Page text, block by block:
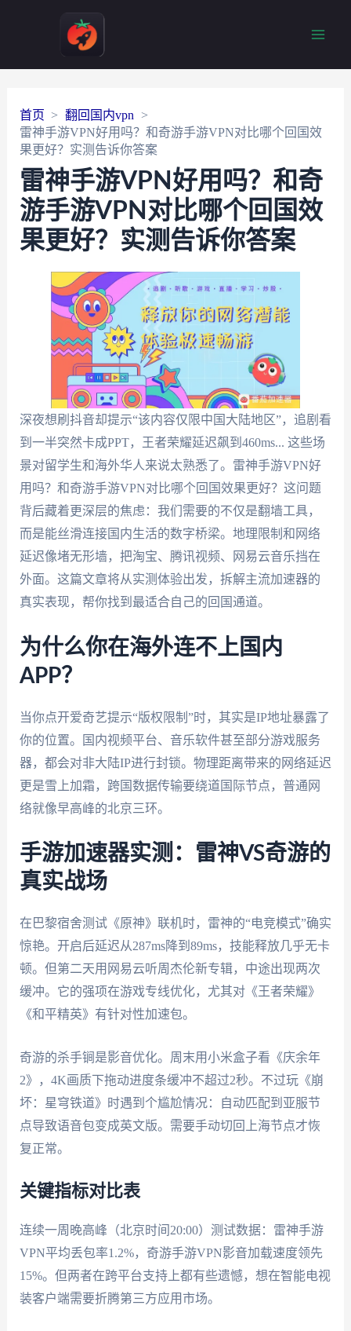
首页
翻回国内vpn
雷神手游VPN好用吗？和奇游手游VPN对比哪个回国效
果更好？实测告诉你答案
雷神手游VPN好用吗？和奇
游手游VPN对比哪个回国效
果更好？实测告诉你答案
深夜想刷抖音却提示“该内容仅限中国大陆地区”，追剧看
到一半突然卡成PPT，王者荣耀延迟飙到460ms... 这些场
景对留学生和海外华人来说太熟悉了。雷神手游VPN好
用吗？和奇游手游VPN对比哪个回国效果更好？这问题
背后藏着更深层的焦虑：我们需要的不仅是翻墙工具，
而是能丝滑连接国内生活的数字桥梁。地理限制和网络
延迟像堵无形墙，把淘宝、腾讯视频、网易云音乐挡在
外面。这篇文章将从实测体验出发，拆解主流加速器的
真实表现，帮你找到最适合自己的回国通道。
为什么你在海外连不上国内
APP？
当你点开爱奇艺提示“版权限制”时，其实是IP地址暴露了
你的位置。国内视频平台、音乐软件甚至部分游戏服务
器，都会对非大陆IP进行封锁。物理距离带来的网络延迟
更是雪上加霜，跨国数据传输要绕道国际节点，普通网
络就像早高峰的北京三环。
手游加速器实测：雷神VS奇游的
真实战场
在巴黎宿舍测试《原神》联机时，雷神的“电竞模式”确实
惊艳。开启后延迟从287ms降到89ms，技能释放几乎无卡
顿。但第二天用网易云听周杰伦新专辑，中途出现两次
缓冲。它的强项在游戏专线优化，尤其对《王者荣耀》
《和平精英》有针对性加速包。
奇游的杀手锏是影音优化。周末用小米盒子看《庆余年
2》，4K画质下拖动进度条缓冲不超过2秒。不过玩《崩
坏：星穹铁道》时遇到个尴尬情况：自动匹配到亚服节
点导致语音包变成英文版。需要手动切回上海节点才恢
复正常。
关键指标对比表
连续一周晚高峰（北京时间20:00）测试数据：雷神手游
VPN平均丢包率1.2%，奇游手游VPN影音加载速度领先
15%。但两者在跨平台支持上都有些遗憾，想在智能电视
装客户端需要折腾第三方应用市场。